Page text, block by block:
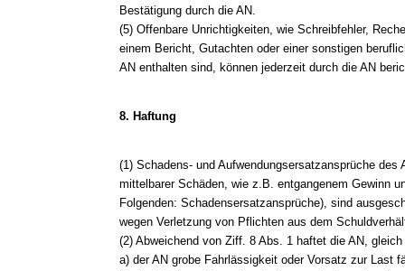
Bestätigung durch die AN.
(5) Offenbare Unrichtigkeiten, wie Schreibfehler,
einem Bericht, Gutachten oder einer sonstigen
AN enthalten sind, können jederzeit durch die AN
8. Haftung
(1) Schadens- und Aufwendungsersatzansprüche des
mittelbarer Schäden, wie z.B. entgangenem Gewinn
Folgenden: Schadensersatzansprüche), sind
wegen Verletzung von Pflichten aus dem
(2) Abweichend von Ziff. 8 Abs. 1 haftet die AN,
a) der AN grobe Fahrlässigkeit oder Vorsatz zur Last